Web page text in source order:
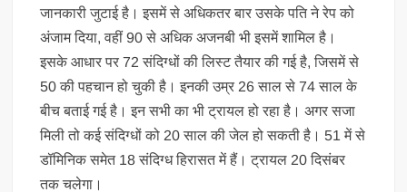
जानकारी जुटाई है। इसमें से अधिकतर बार उसके पति ने रेप को
अंजाम दिया, वहीं 90 से अधिक अजनबी भी इसमें शामिल है।
इसके आधार पर 72 संदिग्धों की लिस्ट तैयार की गई है, जिसमें से
50 की पहचान हो चुकी है। इनकी उम्र 26 साल से 74 साल के
बीच बताई गई है। इन सभी का भी ट्रायल हो रहा है। अगर सजा
मिली तो कई संदिग्धों को 20 साल की जेल हो सकती है। 51 में से
डॉमिनिक समेत 18 संदिग्ध हिरासत में हैं। ट्रायल 20 दिसंबर
तक चलेगा।